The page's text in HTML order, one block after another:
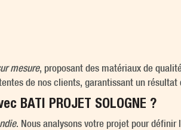
mesure, proposant des matériaux de
de nos clients, garantissant un résultat
BATI PROJET SOLOGNE ?
. Nous analysons votre projet pour